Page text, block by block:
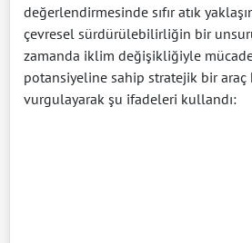
değerlendirmesinde sıfır atık
çevresel sürdürülebilirliğin bir unsuru
zamanda iklim değişikliğiyle
potansiyeline sahip stratejik bir
vurgulayarak şu ifadeleri kullandı: